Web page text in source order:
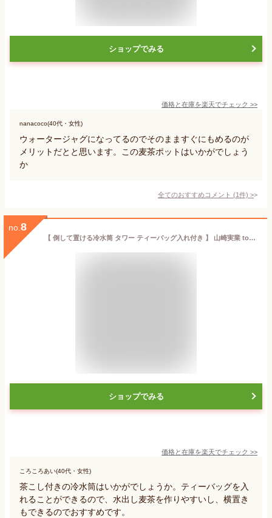
ショップでみる
価格と在庫を楽天でチェック >>
nanacoco(40代・女性)
ウォータージャグになってるのでそのまますぐにもめるのが
メリットだとと思います。この麦茶ポットはいかがでしょう
か
全てのおすすめコメント (1件) >
no. 8
【 倒して置ける冷水筒 タワー ティーバッグ入れ付き 】 山崎実業 tower 横置き クッチーナホーム 送料無料 冷水筒 食洗機対応 おすすめ 洗いやすい 縦置き スクエア型 麦茶ポット ポット 1.2L ピッチャー ティーバッグ 茶こし付 冷蔵庫 おしゃれ 麦茶 スリム
ショップでみる
価格と在庫を楽天でチェック >>
ころころあい(40代・女性)
茶こし付きの冷水筒はいかがでしょうか。ティーバッグを入
れることができるので、水出し麦茶を作りやすいし、横置き
もできるのでおすすめです。